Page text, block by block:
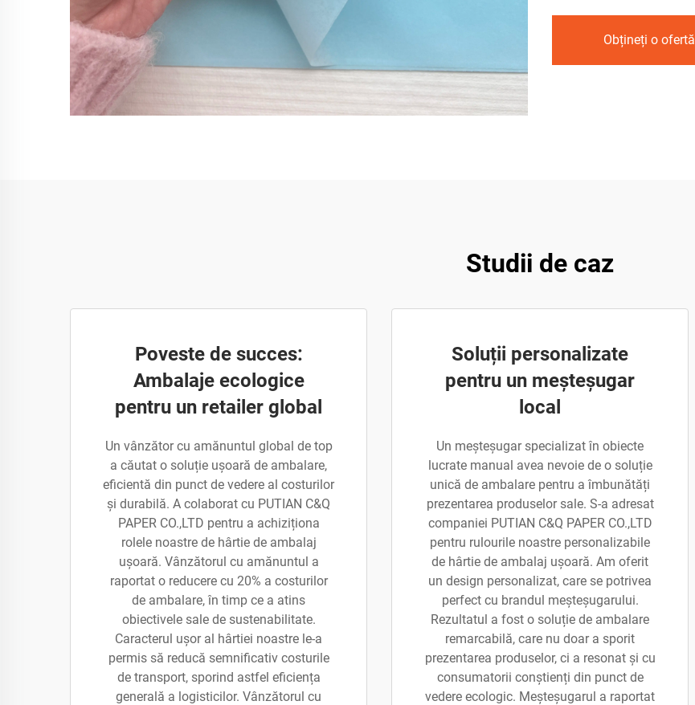
Obțineți o ofertă
Studii de caz
Poveste de succes:
Ambalaje ecologice
pentru un retailer global
Un vânzător cu amănuntul global de top
a căutat o soluție ușoară de ambalare,
eficientă din punct de vedere al costurilor
și durabilă. A colaborat cu PUTIAN C&Q
PAPER CO.,LTD pentru a achiziționa
rolele noastre de hârtie de ambalaj
ușoară. Vânzătorul cu amănuntul a
raportat o reducere cu 20% a costurilor
de ambalare, în timp ce a atins
obiectivele sale de sustenabilitate.
Caracterul ușor al hârtiei noastre le-a
permis să reducă semnificativ costurile
de transport, sporind astfel eficiența
generală a logisticilor. Vânzătorul cu
Soluții personalizate
pentru un meșteșugar
local
Un meșteșugar specializat în obiecte
lucrate manual avea nevoie de o soluție
unică de ambalare pentru a îmbunătăți
prezentarea produselor sale. S-a adresat
companiei PUTIAN C&Q PAPER CO.,LTD
pentru rulourile noastre personalizabile
de hârtie de ambalaj ușoară. Am oferit
un design personalizat, care se potrivea
perfect cu brandul meșteșugarului.
Rezultatul a fost o soluție de ambalare
remarcabilă, care nu doar a sporit
prezentarea produselor, ci a resonat și cu
consumatorii conștienți din punct de
vedere ecologic. Meșteșugarul a raportat